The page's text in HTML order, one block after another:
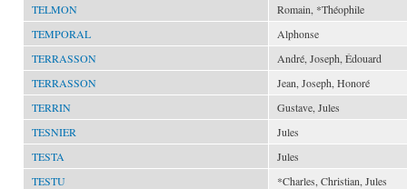
TELMON
Romain, *Théophile
TEMPORAL
Alphonse
TERRASSON
André, Joseph, Édouard
TERRASSON
Jean, Joseph, Honoré
TERRIN
Gustave, Jules
TESNIER
Jules
TESTA
Jules
TESTU
*Charles, Christian, Jules